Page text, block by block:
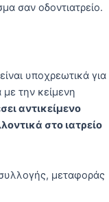
σαν οδοντιατρείο.
υποχρεωτικά για
την κείμενη
αντικείμενο
στο ιατρείο
μεταφοράς